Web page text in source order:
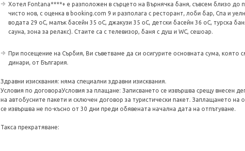
Хотел Fontana****+ e разположен в сърцето на Върнячка баня, съвсем близо до
чисто нов, с оценка в booking.com 9 и разполага с ресторант, лоби бар, Спа и
водата 29 оС, малък басейн 35 оС, джакузи 35 оС, детски басейн 36 оС, турска
сауна, зона за релакс). Стаите са с телевизор, баня с душ и WC, сешоар.
При посещение на Сърбия, Ви съветваме да си осигурите основната сума, която
динари, от България.
Здравни изисквания: няма специални здравни изисквания.
Условия по договораУсловия за плащане: Записването се извършва срещу внесен
на автобусните пакети и сключен договор за туристически пакет. Заплащането на
се извършва не по-късно от 30 дни преди обявената начална дата на отпътуване.
Такса прекратяване: